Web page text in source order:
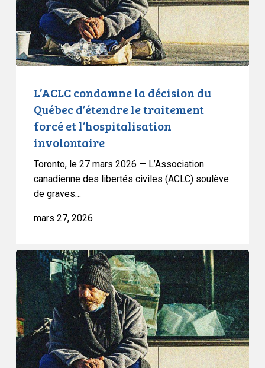
d’étendre
le
traitement
forcé
L’ACLC condamne la décision du
Québec d’étendre le traitement
forcé et l’hospitalisation
involontaire
Toronto, le 27 mars 2026 — L’Association
canadienne des libertés civiles (ACLC) soulève
de graves…
mars 27, 2026
L’ACLC
tire
la
sonnette
d’alarme
concernant
la
décision